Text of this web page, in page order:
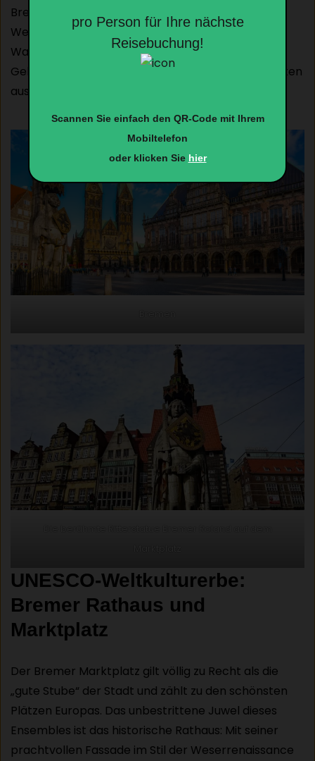
Bremens zu Fuß. Von den prächtigen Bauten der
Weserrenaissance bis hin zu den berühmten
Wahrzeichen der Stadt – Sie erhalten die
Gelegenheit, die bedeutendsten Sehenswürdigkeiten
aus nächster Nähe zu besichtigen und zu erleben.
UNESCO-Weltkulturerbe:
Bremer Rathaus und
Marktplatz
Der Bremer Marktplatz gilt völlig zu Recht als die
„gute Stube“ der Stadt und zählt zu den schönsten
Plätzen Europas. Das unbestrittene Juwel dieses
Ensembles ist das historische Rathaus: Mit seiner
prachtvollen Fassade im Stil der Weserrenaissance
pro Person für Ihre nächste
Reisebuchung!
Scannen Sie einfach den QR-Code mit Ihrem
Mobiltelefon
oder klicken Sie hier